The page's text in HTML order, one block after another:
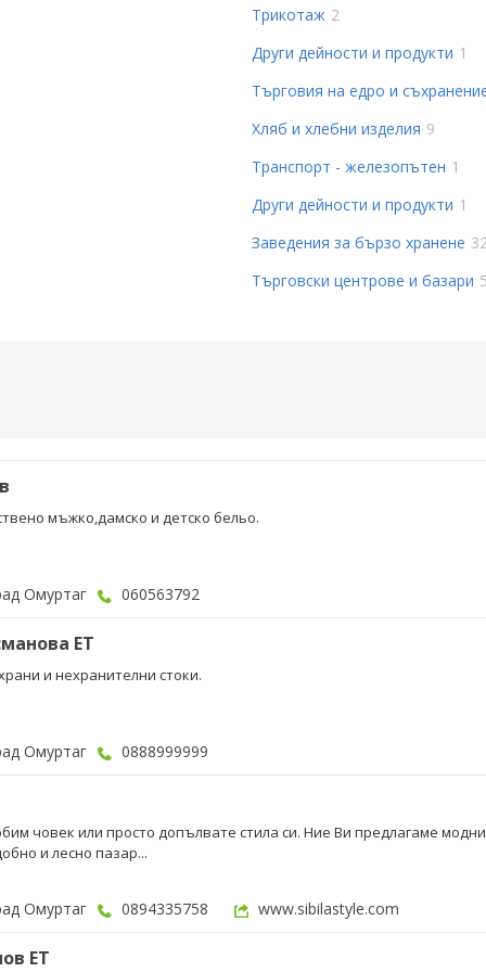
Трикотаж 2
Други дейности и продукти 1
Търговия на едро и
Хляб и хлебни изделия 9
Транспорт - железопътен 1
Други дейности и продукти 1
Заведения за бързо хранене
Търговски центрове и базари
мъжко,дамско и детско бельо.
Омуртаг 060563792
ЕТ
и нехранителни стоки.
Омуртаг 0888999999
човек или просто допълвате стила си. Ние Ви предлагаме
и лесно пазар...
Омуртаг 0894335758 www.sibilastyle.com
ЕТ